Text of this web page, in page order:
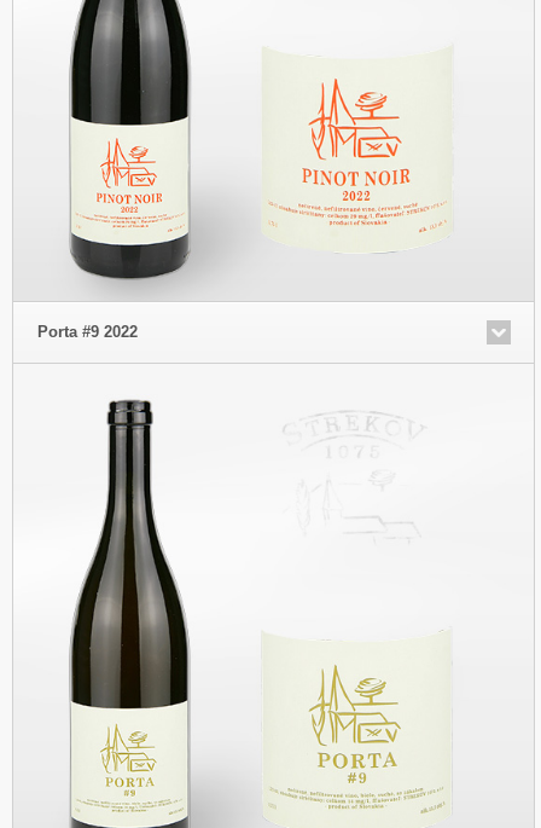
Porta #9 2022